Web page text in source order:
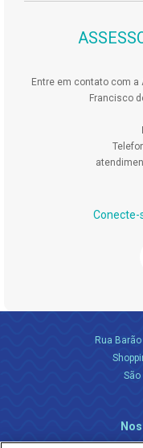
Entre em contato com
Francisco
Conecte-
Rua
São